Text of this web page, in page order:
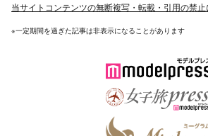
当サイトコンテンツの無断複写・転載・引用の禁止
※一定期間を過ぎた記事は非表示になることがあります